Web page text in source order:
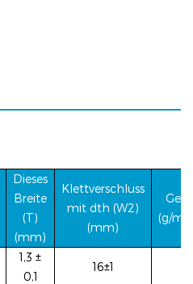
Dieses
Breite
(T)
(mm)
Klettverschluss
mit dth (W2)
(mm)
(g/
1,3 ±
0,1
16±1